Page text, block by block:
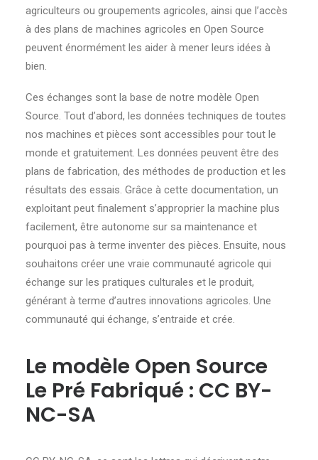
agriculteurs ou groupements agricoles, ainsi que l’accès
à des plans de machines agricoles en Open Source
peuvent énormément les aider à mener leurs idées à
bien.
Ces échanges sont la base de notre modèle Open
Source. Tout d’abord, les données techniques de toutes
nos machines et pièces sont accessibles pour tout le
monde et gratuitement. Les données peuvent être des
plans de fabrication, des méthodes de production et les
résultats des essais. Grâce à cette documentation, un
exploitant peut finalement s’approprier la machine plus
facilement, être autonome sur sa maintenance et
pourquoi pas à terme inventer des pièces. Ensuite, nous
souhaitons créer une vraie communauté agricole qui
échange sur les pratiques culturales et le produit,
générant à terme d’autres innovations agricoles. Une
communauté qui échange, s’entraide et crée.
Le modèle Open Source
Le Pré Fabriqué : CC BY-
NC-SA